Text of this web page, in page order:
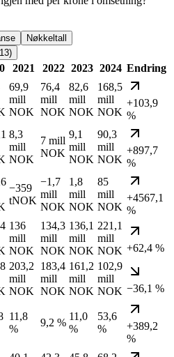
Nøkkeltall
2021 2022 2023 2024 Endring
69,9
mill
NOK
76,4
mill
NOK
82,6
mill
NOK
168,5
mill
NOK
+103,9
%
8,3
mill
NOK
7 mill
NOK
9,1
mill
NOK
90,3
mill
NOK
+897,7
%
−359
tNOK
−1,7
mill
NOK
1,8
mill
NOK
85
mill
NOK
+4567,1
%
136
mill
NOK
134,3
mill
NOK
136,1
mill
NOK
221,1
mill
NOK +62,4 %
203,2
mill
NOK
183,4
mill
NOK
161,2
mill
NOK
102,9
mill
NOK −36,1 %
11,8
%
9,2 %
11,0
%
53,6
%
+389,2
%